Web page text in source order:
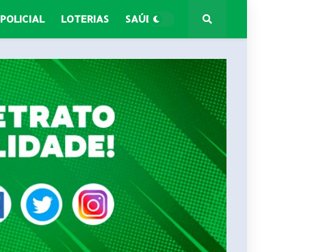
POLICIAL LOTERIAS SAÚDE